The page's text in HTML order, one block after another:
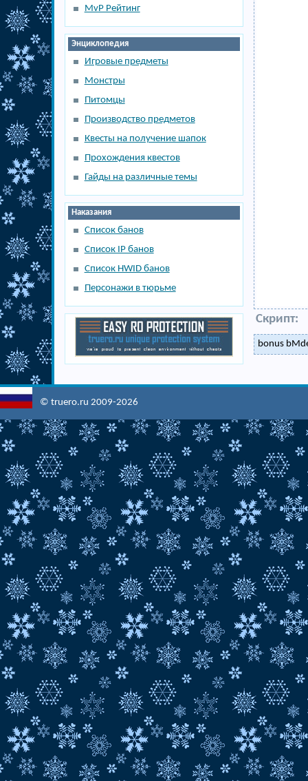
MvP Рейтинг
Энциклопедия
Игровые предметы
Монстры
Питомцы
Производство предметов
Квесты на получение шапок
Прохождения квестов
Гайды на различные темы
Наказания
Список банов
Список IP банов
Список HWID банов
Персонажи в тюрьме
Скрипт:
bonus
© truero.ru 2009-2026